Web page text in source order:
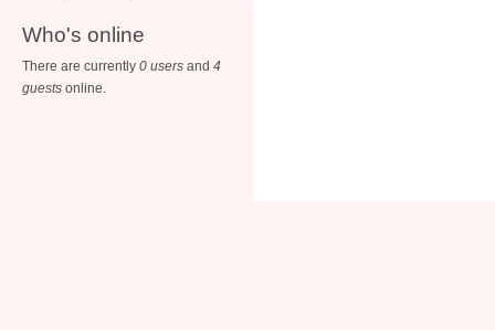
Who's online
There are currently 0 users and 4
guests online.